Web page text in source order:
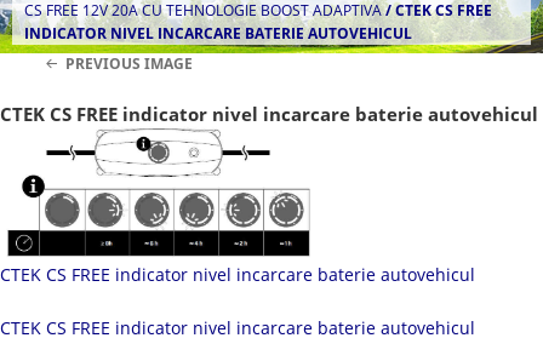
CS FREE 12V 20A CU TEHNOLOGIE BOOST ADAPTIVA/CTEK CS FREE
INDICATOR NIVEL INCARCARE BATERIE AUTOVEHICUL
PREVIOUS IMAGE
CTEK CS FREE indicator nivel incarcare baterie autovehicul
CTEK CS FREE indicator nivel incarcare baterie autovehicul
CTEK CS FREE indicator nivel incarcare baterie autovehicul